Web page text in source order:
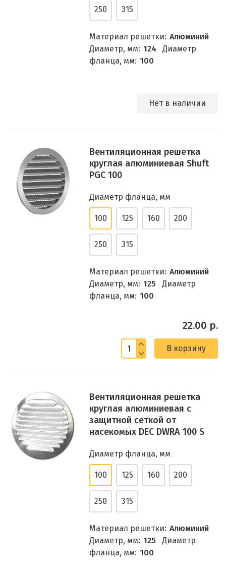
250 315
Материал решетки: Алюминий
Диаметр, мм: 124
Диаметр
фланца, мм: 100
Нет в наличии
Вентиляционная решетка
круглая алюминиевая Shuft
PGC 100
Диаметр фланца, мм
100 125 160 200
250 315
Материал решетки: Алюминий
Диаметр, мм: 125
Диаметр
фланца, мм: 100
22.00 р.
В корзину
Вентиляционная решетка
круглая алюминиевая с
защитной сеткой от
насекомых DEC DWRA 100 S
Диаметр фланца, мм
100 125 160 200
250 315
Материал решетки: Алюминий
Диаметр, мм: 125
Диаметр
фланца, мм: 100